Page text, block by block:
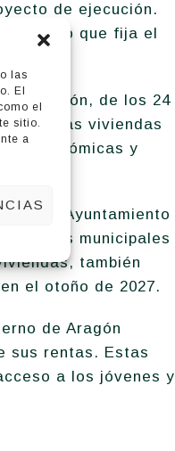
las
El
el
sitio.
a
de ejecución.
mes, lo que fija el
de los 24
las viviendas
autonómicas y
el Ayuntamiento
parcelas municipales
también
el otoño de 2027.
de Aragón
sus rentas. Estas
a los jóvenes y